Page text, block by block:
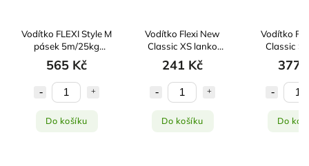
Vodítko FLEXI Style M
pásek 5m/25kg
mátová
565 Kč
Do košíku
Vodítko Flexi New
Classic XS lanko
3m/8kg černá
241 Kč
Do košíku
Vodítko
Classic S
5m/15kg
377
Do